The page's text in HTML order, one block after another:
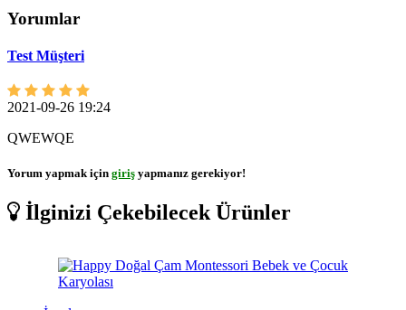
Yorumlar
Test Müşteri
2021-09-26 19:24
QWEWQE
Yorum yapmak için giriş yapmanız gerekiyor!
İlginizi Çekebilecek Ürünler